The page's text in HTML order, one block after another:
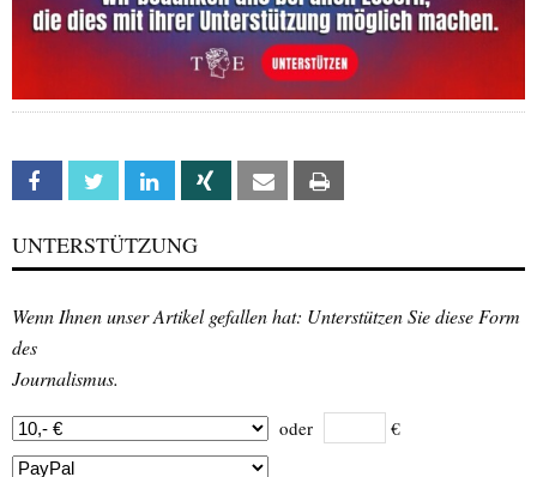
Facebook Twitter Linkedin Xing Email
UNTERSTÜTZUNG
Wenn Ihnen unser Artikel gefallen hat: Unterstützen Sie diese Form
des
Journalismus.
oder €